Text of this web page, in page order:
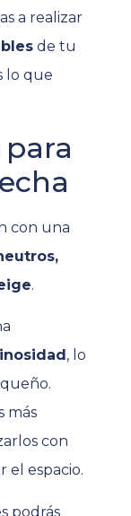
a realizar
de tu
lo que
con una
.
, lo
.
más
con
el espacio.
podrás